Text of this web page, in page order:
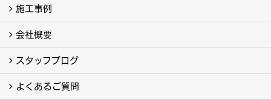
厳選商材-すべて- (4)
施工事例
フォトギャラリー
完工事例
会社概要
会社概要・アクセス
イベント一覧
スタッフブログ
スタッフブログ
スタッフ一覧
よくあるご質問